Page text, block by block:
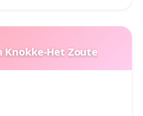
Knokke-Het Zoute